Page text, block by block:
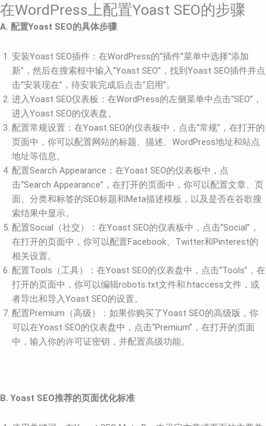
在WordPress上配置Yoast SEO的步骤
A. 配置Yoast SEO的具体步骤
安装Yoast SEO插件：在WordPress的“插件”菜单中选择“添加
新”，然后在搜索框中输入“Yoast SEO”，找到Yoast SEO插件并点
击“安装现在”，待安装完成后点击“启用”。
进入Yoast SEO仪表板：在WordPress的左侧菜单中点击“SEO”，
进入Yoast SEO的仪表盘。
配置常规设置：在Yoast SEO的仪表板中，点击“常规”，在打开的
页面中，你可以配置网站的标题、描述、WordPress地址和站点
地址等信息。
配置Search Appearance：在Yoast SEO的仪表板中，点
击“Search Appearance”，在打开的页面中，你可以配置文章、页
面、分类和标签的SEO标题和Meta描述模板，以及是否在谷歌搜
索结果中显示。
配置Social（社交）：在Yoast SEO的仪表板中，点击“Social”，
在打开的页面中，你可以配置Facebook、Twitter和Pinterest的
相关设置。
配置Tools（工具）：在Yoast SEO的仪表盘中，点击“Tools”，在
打开的页面中，你可以编辑robots.txt文件和.htaccess文件，或
者导出和导入Yoast SEO的设置。
配置Premium（高级）：如果你购买了Yoast SEO的高级版，你
可以在Yoast SEO的仪表盘中，点击“Premium”，在打开的页面
中，输入你的许可证密钥，并配置高级功能。
B. Yoast SEO推荐的页面优化标准